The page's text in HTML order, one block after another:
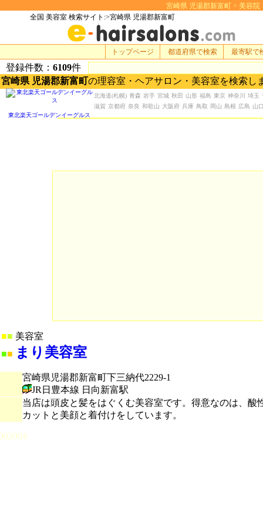
宮崎県 児湯郡新富町 > 美容院
全国 美容室 検索サイト:>宮崎県 児湯郡新富町
登録件数： 6109件
宮崎県 児湯郡新富町の理容室・ヘアサロン・美容室を検索し
■ 美容室
■■ まり美容室
宮崎県児湯郡新富町下三納代2229-1
JR日豊本線 日向新富駅
当店は頭皮と髪をはぐくむ美容室です。得意なのは、
カットと美顔と着付けをしています。
北海道(札幌) 青森 岩手 宮城 秋田 山形 福島 東京 神奈川 埼玉
滋賀 京都府 奈良 和歌山 大阪府 兵庫 鳥取 岡山 島根 広島 山
トップページ 都道府県で検索 最寄駅で
東北楽天ゴールデンイーグルス